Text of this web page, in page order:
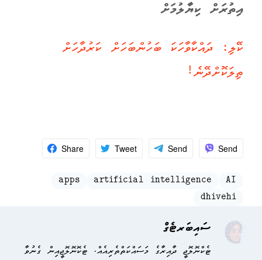
އިތުރަށް ކިޔާލުމަށް
ކޭލި: ދައްކާވާހަކަ ބަހުންބަހަށް ކަރުދާހަށް
ތިލަކޮށްދޭނެ!
Share Tweet Send Send
apps artificial intelligence
AI
dhivehi
ސައިބަރޓެގް
ޓެކްނޮލޮޖީ ދާއިރާގެ މަސައްކަތްތެރިއެއް. ޓެކޮނޮލޮޖީއިން ގެނުވާ